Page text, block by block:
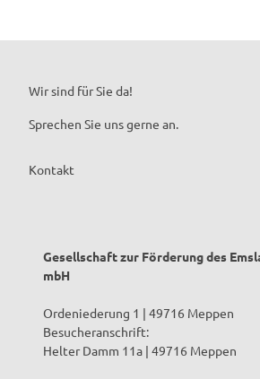
Wir sind für Sie da!
Sprechen Sie uns gerne an.
Kontakt
Gesellschaft zur Förderung des
mbH
Ordeniederung 1 | 49716 Meppen
Besucheranschrift:
Helter Damm 11a | 49716 Meppen